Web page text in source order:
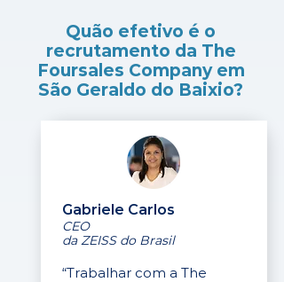
Quão efetivo é o
recrutamento da The
Foursales Company em
São Geraldo do Baixio?
Gabriele Carlos
CEO
da ZEISS do Brasil
“Trabalhar com a The